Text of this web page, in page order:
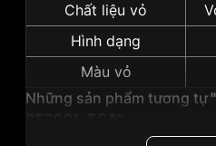
Chất liệu vỏ
Hình dạng
Màu vỏ
Những sản phẩm tương tự